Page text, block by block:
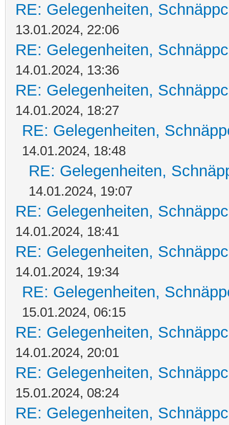
RE: Gelegenheiten,
13.01.2024, 22:06
RE: Gelegenheiten,
14.01.2024, 13:36
RE: Gelegenheiten,
14.01.2024, 18:27
RE: Gelegenheiten,
14.01.2024, 18:48
RE: Gelegenheiten,
14.01.2024, 19:07
RE: Gelegenheiten,
14.01.2024, 18:41
RE: Gelegenheiten,
14.01.2024, 19:34
RE: Gelegenheiten,
15.01.2024, 06:15
RE: Gelegenheiten,
14.01.2024, 20:01
RE: Gelegenheiten,
15.01.2024, 08:24
RE: Gelegenheiten,